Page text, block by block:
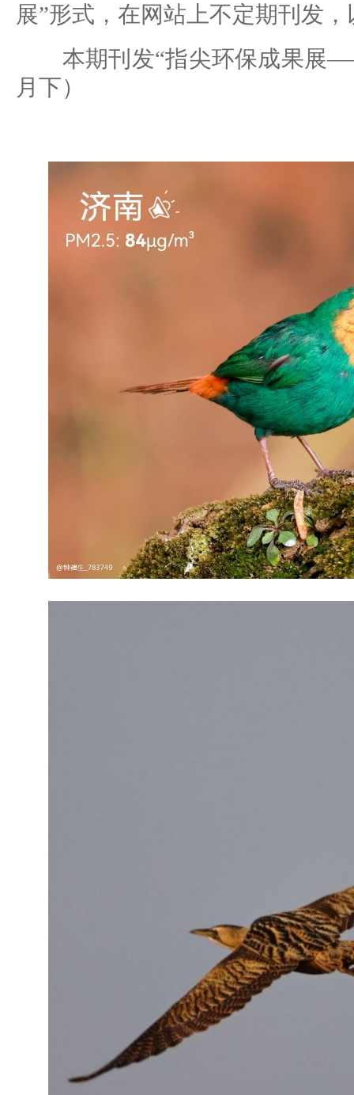
展”形式，在网站上不定期刊发
本期刊发“指尖环保成果展
月下）